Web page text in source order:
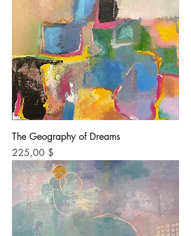
The Geography of Dreams
Preis
225,00 $